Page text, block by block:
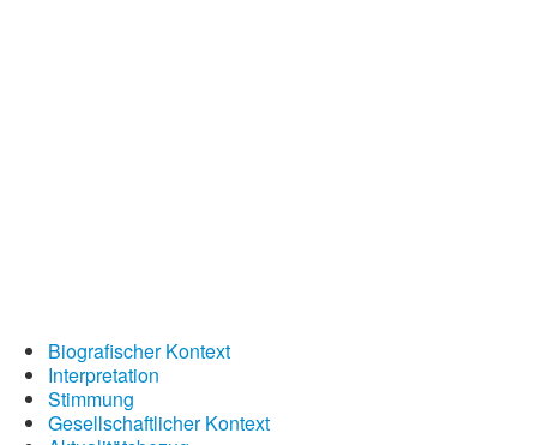
Biografischer Kontext
Interpretation
Stimmung
Gesellschaftlicher Kontext